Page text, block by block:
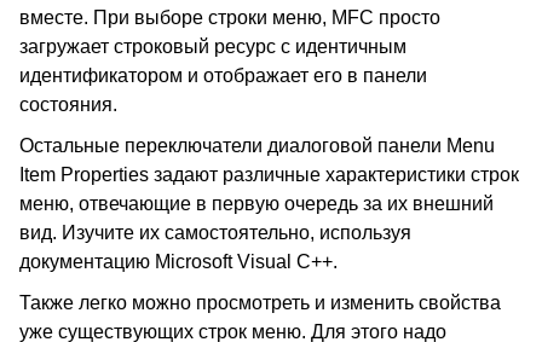
вместе. При выборе строки меню, MFC просто
загружает строковый ресурс с идентичным
идентификатором и отображает его в панели
состояния.
Остальные переключатели диалоговой панели Menu
Item Properties задают различные характеристики строк
меню, отвечающие в первую очередь за их внешний
вид. Изучите их самостоятельно, используя
документацию Microsoft Visual C++.
Также легко можно просмотреть и изменить свойства
уже существующих строк меню. Для этого надо